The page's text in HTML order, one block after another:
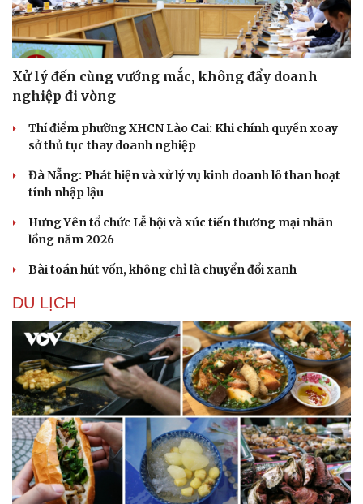
Phòng mạch online
Ăn sạch sống khỏe
Xử lý đến cùng vướng mắc, không đẩy doanh
nghiệp đi vòng
Thí điểm phường XHCN Lào Cai: Khi chính quyền xoay
sở thủ tục thay doanh nghiệp
Đà Nẵng: Phát hiện và xử lý vụ kinh doanh lô than hoạt
tính nhập lậu
Hưng Yên tổ chức Lễ hội và xúc tiến thương mại nhãn
lồng năm 2026
Bài toán hút vốn, không chỉ là chuyển đổi xanh
DU LỊCH